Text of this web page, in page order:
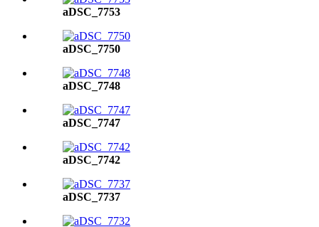
aDSC_7753
aDSC_7750
aDSC_7748
aDSC_7747
aDSC_7742
aDSC_7737